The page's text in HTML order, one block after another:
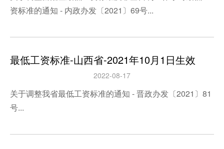
资标准的通知 - 内政办发〔2021〕69号...
最低工资标准-山西省-2021年10月1日生效
2022-08-17
关于调整我省最低工资标准的通知 - 晋政办发〔2021〕81
号...